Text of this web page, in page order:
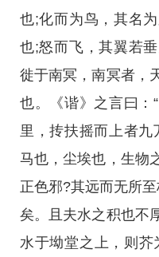
也;化而为鸟，其名
也;怒而飞，其翼若
徙于南冥，南冥者，
也。《谐》之言曰：
里，抟扶摇而上者九
马也，尘埃也，生物
正色邪?其远而无所
矣。且夫水之积也不
水于坳堂之上，则